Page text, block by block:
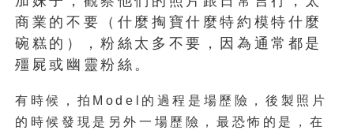
商業的不要（什麼掏寶什麼特約模特什麼
碗糕的），粉絲太多不要，因為通常都是
殭屍或幽靈粉絲。
有時候，拍Model的過程是場歷險，後製照片
的時候發現是另外一場歷險，最恐怖的是，在